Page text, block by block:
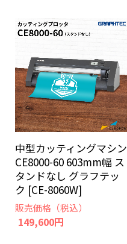
中型カッティングマシン
CE8000-60 603mm幅 ス
タンドなし グラフテッ
ク [CE-8060W]
販売価格（税込）
149,600円